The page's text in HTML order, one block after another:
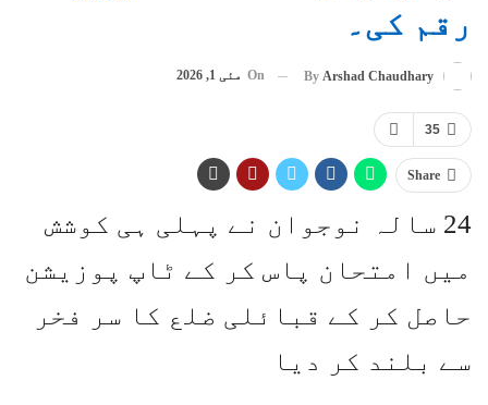
رقم کی۔
By Arshad Chaudhary
On مئی 1, 2026
35
Share
24 سالہ نوجوان نے پہلی ہی کوشش
میں امتحان پاس کر کے ٹاپ پوزیشن
حاصل کر کے قبائلی ضلع کا سر فخر
سے بلند کر دیا